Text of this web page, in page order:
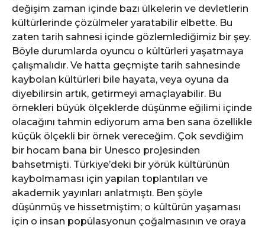
değişim zaman içinde bazı ülkelerin ve devletlerin
kültürlerinde çözülmeler yaratabilir elbette. Bu
zaten tarih sahnesi içinde gözlemlediğimiz bir şey.
Böyle durumlarda oyuncu o kültürleri yaşatmaya
çalışmalıdır. Ve hatta geçmişte tarih sahnesinde
kaybolan kültürleri bile hayata, veya oyuna da
diyebilirsin artık, getirmeyi amaçlayabilir. Bu
örnekleri büyük ölçeklerde düşünme eğilimi içinde
olacağını tahmin ediyorum ama ben sana özellikle
küçük ölçekli bir örnek vereceğim. Çok sevdiğim
bir hocam bana bir Unesco projesinden
bahsetmişti. Türkiye’deki bir yörük kültürünün
kaybolmaması için yapılan toplantıları ve
akademik yayınları anlatmıştı. Ben şöyle
düşünmüş ve hissetmiştim; o kültürün yaşaması
için o insan popülasyonun çoğalmasının ve oraya